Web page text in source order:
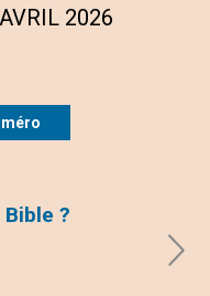
2026
?
Gay